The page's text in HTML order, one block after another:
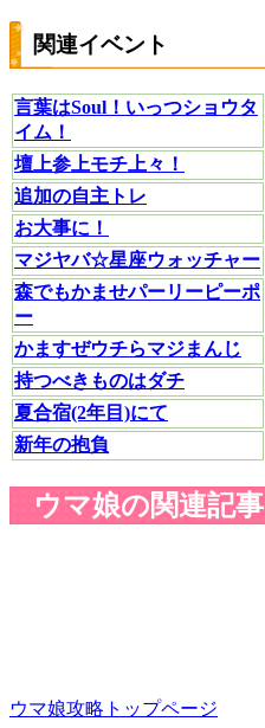
関連イベント
言葉はSoul！いっつショウタ
イム！
壇上参上モチ上々！
追加の自主トレ
お大事に！
マジヤバ☆星座ウォッチャー
森でもかませパーリーピーポ
ー
かますぜウチらマジまんじ
持つべきものはダチ
夏合宿(2年目)にて
新年の抱負
ウマ娘の関連記事
ウマ娘攻略トップページ